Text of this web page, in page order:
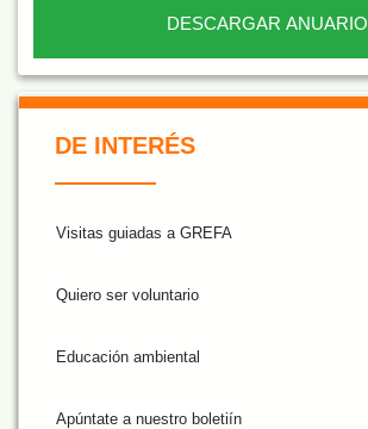
DESCARGAR ANUARIO
De Interés NARANJA
DE INTERÉS
Visitas guiadas a GREFA
Quiero ser voluntario
Educación ambiental
Apúntate a nuestro boletiín